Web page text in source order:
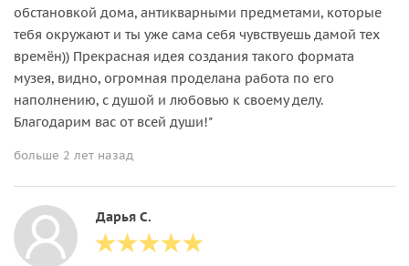
обстановкой дома, антикварными предметами, которые
тебя окружают и ты уже сама себя чувствуешь дамой тех
времён)) Прекрасная идея создания такого формата
музея, видно, огромная проделана работа по его
наполнению, с душой и любовью к своему делу.
Благодарим вас от всей души!"
больше 2 лет назад
Дарья С.